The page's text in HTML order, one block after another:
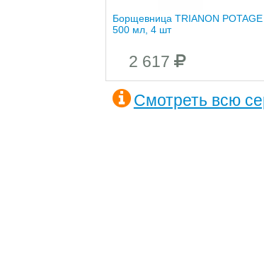
Борщевница TRIANON POTAGE
500 мл, 4 шт
2 617
Смотреть всю